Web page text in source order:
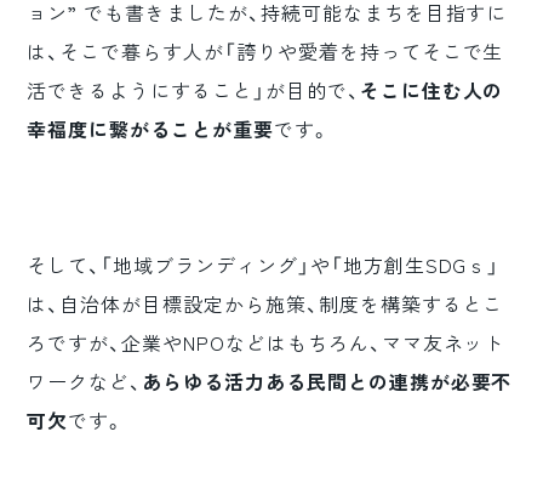
ョン” でも書きましたが、持続可能なまちを目指すに
は、そこで暮らす人が「誇りや愛着を持ってそこで生
活できるようにすること」が目的で、 そこに住む人の
幸福度に繋がることが重要です。
そして、「地域ブランディング」や「地方創生SDGｓ」
は、自治体が目標設定から施策、制度を構築するとこ
ろですが、企業やNPOなどはもちろん、ママ友ネット
ワークなど、 あらゆる活力ある民間との連携が必要不
可欠です。